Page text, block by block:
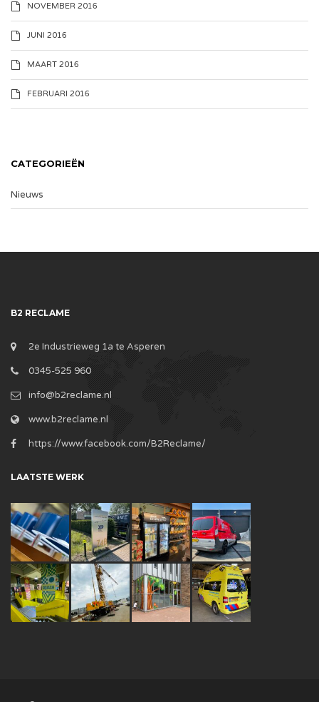
NOVEMBER 2016
JUNI 2016
MAART 2016
FEBRUARI 2016
CATEGORIEËN
Nieuws
B2 RECLAME
2e Industrieweg 1a te Asperen
0345-525 960
info@b2reclame.nl
www.b2reclame.nl
https://www.facebook.com/B2Reclame/
LAATSTE WERK